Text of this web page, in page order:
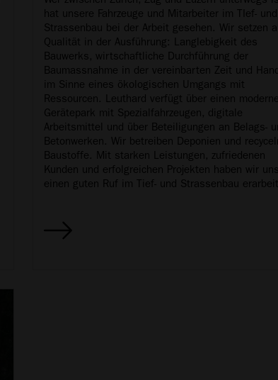
hat unsere Fahrzeuge und Mitarbeiter im TIef- und
Strassenbau bei der Arbeit gesehen. Wir setzen
Qualität in der Ausführung: Langlebigkeit des
Bauwerks, wirtschaftliche Durchführung der
Baumassnahme in der vereinbarten Zeit und
im Sinne eines ökologischen Umgangs mit
Ressourcen. Leuthard verfügt über einen
Gerätepark mit Spezialfahrzeugen, digitale
Arbeitsmittel und über Beteiligungen an Belags-
Betonwerken. Wir betreiben Deponien und
Baustoffe. Mit starken Leistungen, zufriedenen
Kunden und erfolgreichen Projekten haben wir uns
einen guten Ruf im Tief- und Strassenbau